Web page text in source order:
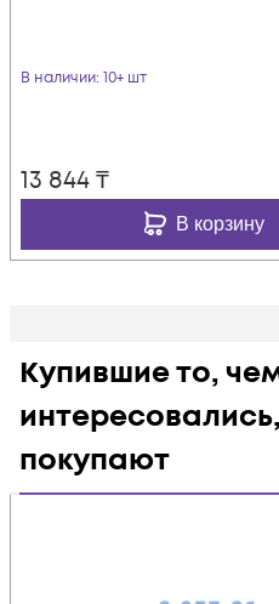
В наличии: 10+ шт
13 844₸
В корзину
Купившие то,
покупают